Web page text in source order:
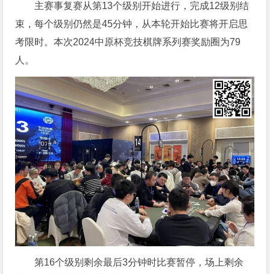
主赛事复赛从第13个级别开始进行，完成12级别结
束，每个级别仍然是45分钟，从本轮开始比赛将开启思
考限时。本次2024中原杯竞技棋牌系列赛奖励圈为79
人。
第16个级别剩余最后3分钟时比赛暂停，场上剩余